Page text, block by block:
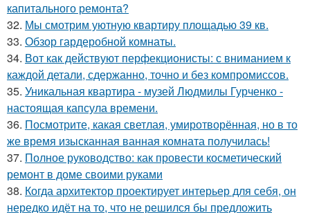
капитального ремонта?
32. Мы смотрим уютную квартиру площадью 39 кв.
33. Обзор гардеробной комнаты.
34. Вот как действуют перфекционисты: с вниманием к
каждой детали, сдержанно, точно и без компромиссов.
35. Уникальная квартира - музей Людмилы Гурченко -
настоящая капсула времени.
36. Посмотрите, какая светлая, умиротворённая, но в то
же время изысканная ванная комната получилась!
37. Полное руководство: как провести косметический
ремонт в доме своими руками
38. Когда архитектор проектирует интерьер для себя, он
нередко идёт на то, что не решился бы предложить